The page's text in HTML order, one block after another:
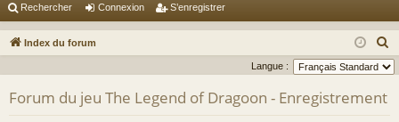
cc
ès
de
or
u ne
xi
nr
eg
re
Rechercher Connexion S’enregistrer
Index du forum
e
Langue :
Forum du jeu The Legend of Dragoon - Enregistrement